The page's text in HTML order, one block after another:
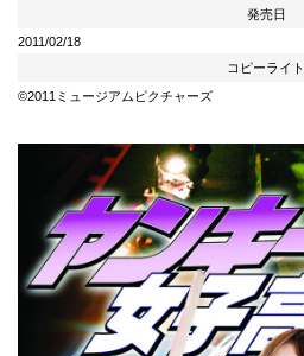
発売日
2011/02/18
コピーライト
©2011ミュージアムピクチャーズ